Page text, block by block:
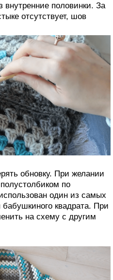
внутренние половинки. За
отсутствует, шов
обновку. При желании
по
один из самых
квадрата. При
на схему с другим